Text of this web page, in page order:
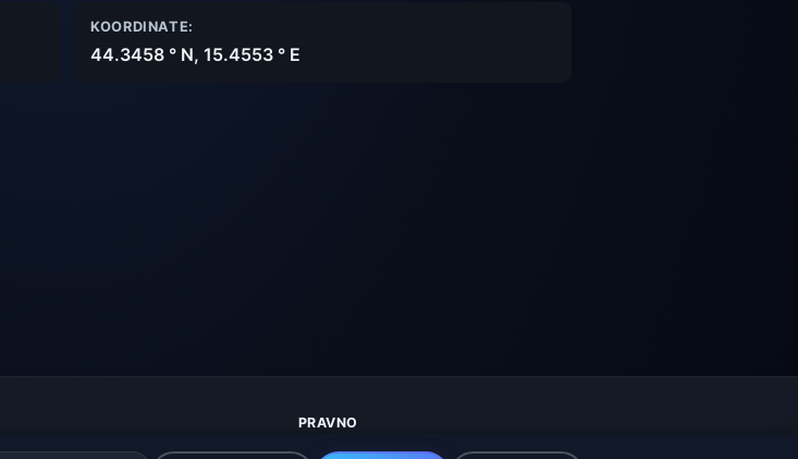
KOORDINATE:
44.3458 ° N, 15.4553 ° E
PRAVNO
Zaštita privatnosti